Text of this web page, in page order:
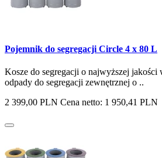
Pojemnik do segregacji Circle 4 x 80 L
Kosze do segregacji o najwyższej
odpady do segregacji zewnętrznej o ..
2 399,00 PLN Cena netto: 1 950,41 PLN